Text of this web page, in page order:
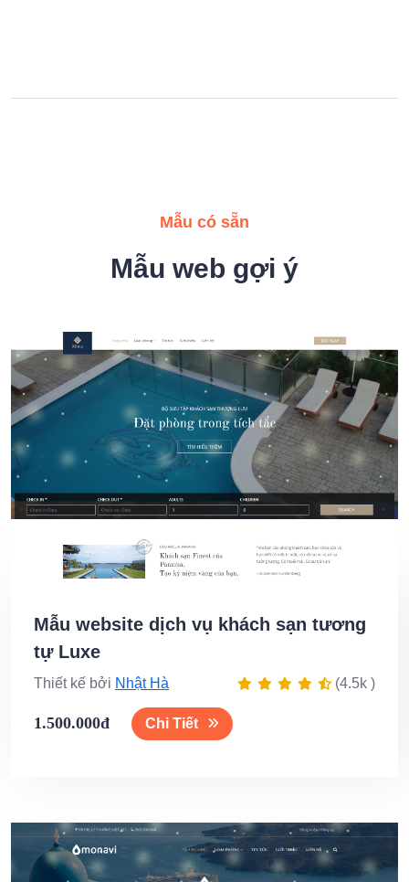
Mẫu có sẵn
Mẫu web gợi ý
Mẫu website dịch vụ khách sạn tương
tự Luxe
Thiết kế bởi Nhật Hà (4.5k )
1.500.000đ Chi Tiết